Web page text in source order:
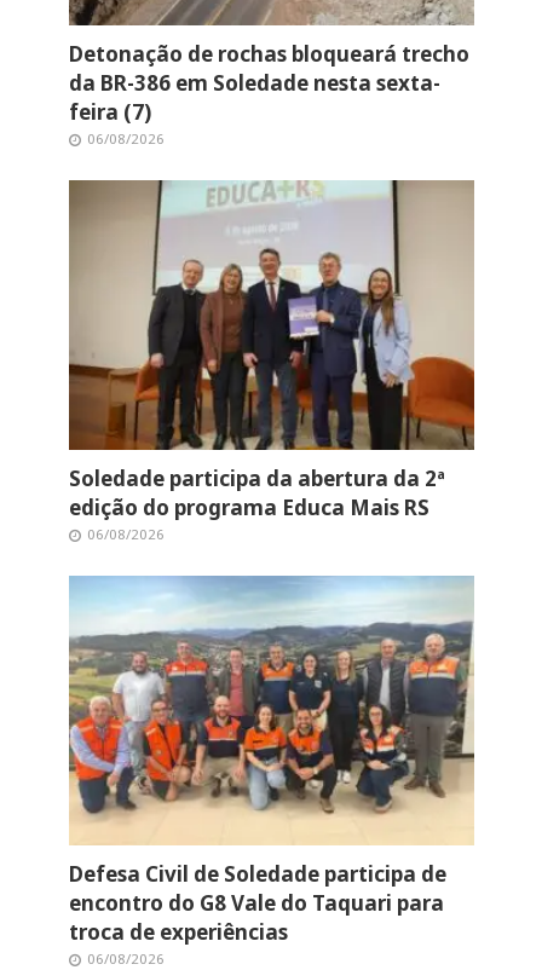
Detonação de rochas bloqueará trecho
da BR-386 em Soledade nesta sexta-
feira (7)
06/08/2026
Soledade participa da abertura da 2ª
edição do programa Educa Mais RS
06/08/2026
Defesa Civil de Soledade participa de
encontro do G8 Vale do Taquari para
troca de experiências
06/08/2026